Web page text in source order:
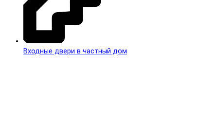
Входные двери в частный дом